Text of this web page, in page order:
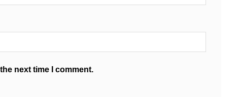
next time I comment.